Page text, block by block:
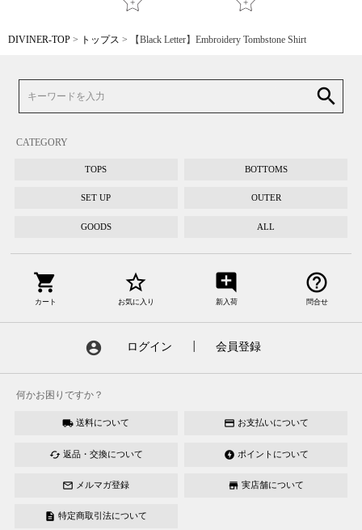
DIVINER-TOP トップス 【Black Letter】Embroidery Tombstone Shirt
search
CATEGORY
TOPS BOTTOMS
SET UP OUTER
GOODS ALL
shopping_cart
カート
star_border
お気に入り
add_comment
新入荷
help_outline
問合せ
account_circle ログイン 会員登録
何かお困りですか？
local_shipping 送料について credit_card お支払いについて
cached 返品・交換について offline_bolt ポイントについて
mail_outline メルマガ登録 store 実店舗について
description 特定商取引法について